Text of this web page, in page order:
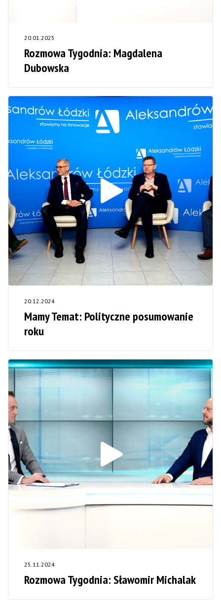
20.01.2025
Rozmowa Tygodnia: Magdalena
Dubowska
20.12.2024
Mamy Temat: Polityczne posumowanie
roku
25.11.2024
Rozmowa Tygodnia: Sławomir Michalak